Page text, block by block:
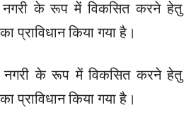
के रूप में विकसित करने हेतु
प्राविधान किया गया है।
नगरी के रूप में विकसित करने हेतु
प्राविधान किया गया है।